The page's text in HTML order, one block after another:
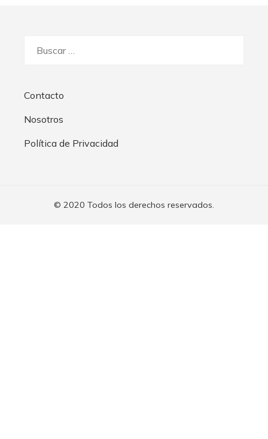
Contacto
Nosotros
Política de Privacidad
© 2020 Todos los derechos reservados.